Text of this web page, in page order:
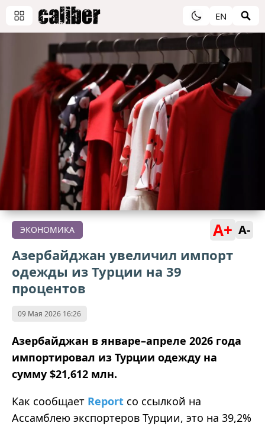
EN
ЭКОНОМИКА A+ A-
Азербайджан увеличил импорт
одежды из Турции на 39
процентов
09 Мая 2026 16:26
Азербайджан в январе–апреле 2026 года
импортировал из Турции одежду на
сумму $21,612 млн.
Как сообщает Report со ссылкой на
Ассамблею экспортеров Турции, это на 39,2%